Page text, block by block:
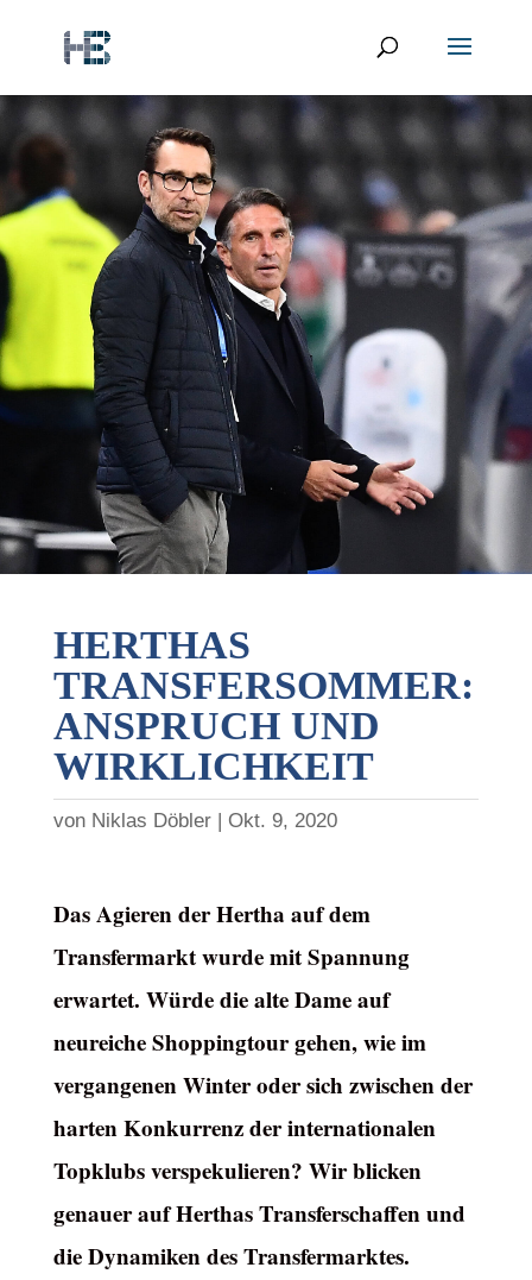
HERTHAS
TRANSFERSOMMER:
ANSPRUCH UND
WIRKLICHKEIT
von Niklas Döbler Okt. 9, 2020
Das Agieren der Hertha auf dem
Transfermarkt wurde mit Spannung
erwartet. Würde die alte Dame auf
neureiche Shoppingtour gehen, wie im
vergangenen Winter oder sich zwischen der
harten Konkurrenz der internationalen
Topklubs verspekulieren? Wir blicken
genauer auf Herthas Transferschaffen und
die Dynamiken des Transfermarktes.